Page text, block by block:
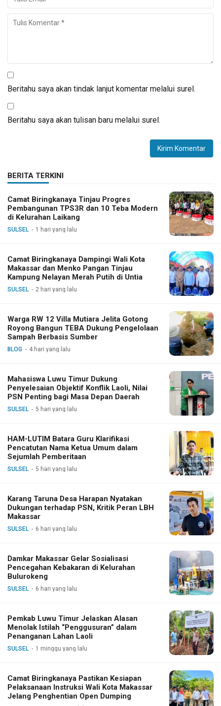
Beritahu saya akan tindak lanjut komentar melalui surel.
Beritahu saya akan tulisan baru melalui surel.
BERITA TERKINI
Camat Biringkanaya Tinjau Progres
Pembangunan TPS3R dan 10 Teba Modern
di Kelurahan Laikang
SULSEL 1 hari yang lalu
Camat Biringkanaya Dampingi Wali Kota
Makassar dan Menko Pangan Tinjau
Kampung Nelayan Merah Putih di Untia
SULSEL 2 hari yang lalu
Warga RW 12 Villa Mutiara Jelita Gotong
Royong Bangun TEBA Dukung Pengelolaan
Sampah Berbasis Sumber
BLOG 4 hari yang lalu
Mahasiswa Luwu Timur Dukung
Penyelesaian Objektif Konflik Laoli, Nilai
PSN Penting bagi Masa Depan Daerah
SULSEL 5 hari yang lalu
HAM-LUTIM Batara Guru Klarifikasi
Pencatutan Nama Ketua Umum dalam
Sejumlah Pemberitaan
SULSEL 5 hari yang lalu
Karang Taruna Desa Harapan Nyatakan
Dukungan terhadap PSN, Kritik Peran LBH
Makassar
SULSEL 6 hari yang lalu
Damkar Makassar Gelar Sosialisasi
Pencegahan Kebakaran di Kelurahan
Bulurokeng
SULSEL 6 hari yang lalu
Pemkab Luwu Timur Jelaskan Alasan
Menolak Istilah “Penggusuran” dalam
Penanganan Lahan Laoli
SULSEL 1 minggu yang lalu
Camat Biringkanaya Pastikan Kesiapan
Pelaksanaan Instruksi Wali Kota Makassar
Jelang Penghentian Open Dumping